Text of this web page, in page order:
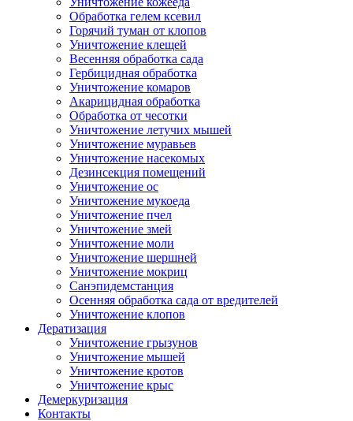
Обработка гелем ксевил
Горячий туман от клопов
Уничтожение клещей
Весенняя обработка сада
Гербицидная обработка
Уничтожение комаров
Акарицидная обработка
Обработка от чесотки
Уничтожение летучих мышей
Уничтожение муравьев
Уничтожение насекомых
Дезинсекция помещений
Уничтожение ос
Уничтожение мукоеда
Уничтожение пчел
Уничтожение змей
Уничтожение моли
Уничтожение шершней
Уничтожение мокриц
Санэпидемстанция
Осенняя обработка сада от вредителей
Уничтожение клопов
Дератизация
Уничтожение грызунов
Уничтожение мышей
Уничтожение кротов
Уничтожение крыс
Демеркуризация
Контакты